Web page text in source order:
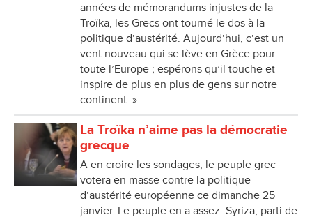
années de mémorandums injustes de la
Troïka, les Grecs ont tourné le dos à la
politique d’austérité. Aujourd’hui, c’est un
vent nouveau qui se lève en Grèce pour
toute l’Europe ; espérons qu’il touche et
inspire de plus en plus de gens sur notre
continent. »
La Troïka n’aime pas la démocratie
grecque
A en croire les sondages, le peuple grec
votera en masse contre la politique
d’austérité européenne ce dimanche 25
janvier. Le peuple en a assez. Syriza, parti de